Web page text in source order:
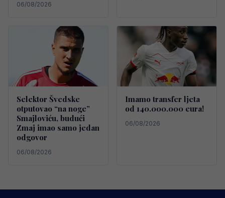
06/08/2026
Selektor Švedske
otputovao “na noge”
Smajloviću, budući
Zmaj imao samo jedan
odgovor
06/08/2026
Imamo transfer ljeta
od 140.000.000 eura!
06/08/2026